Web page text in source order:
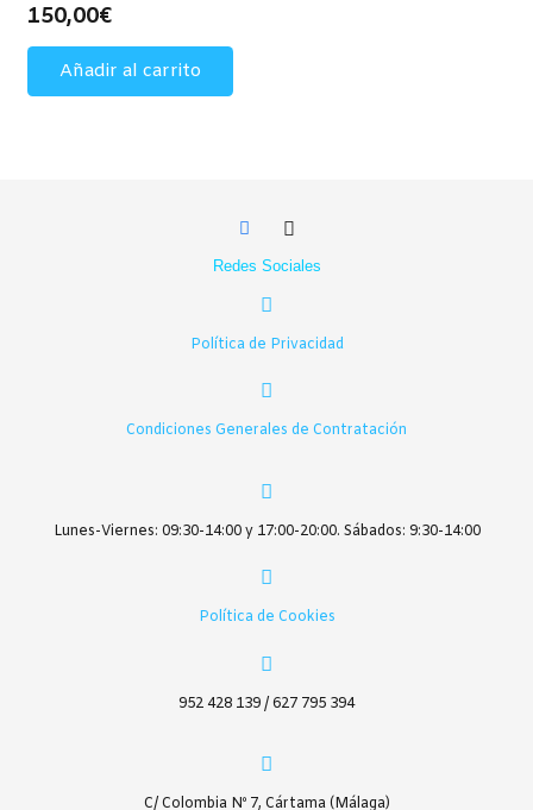
150,00€
Añadir al carrito
Redes Sociales
Política de Privacidad
Condiciones Generales de Contratación
Lunes-Viernes: 09:30-14:00 y 17:00-20:00. Sábados: 9:30-14:00
Política de Cookies
952 428 139 / 627 795 394
C/ Colombia Nº 7, Cártama (Málaga)